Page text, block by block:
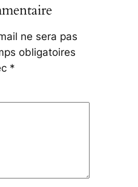
ne sera pas
obligatoires
*